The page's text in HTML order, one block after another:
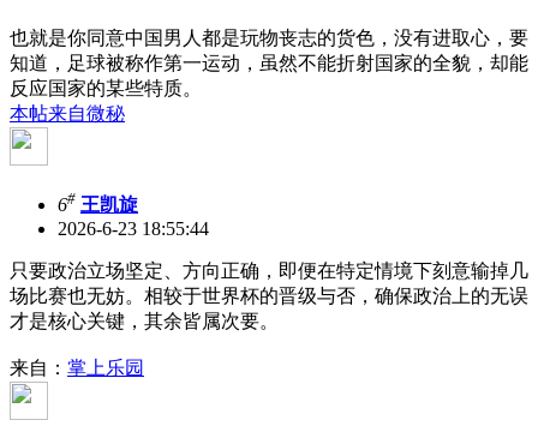
也就是你同意中国男人都是玩物丧志的货色，没有进取心，要
知道，足球被称作第一运动，虽然不能折射国家的全貌，却能
反应国家的某些特质。
本帖来自微秘
6# 王凯旋
2026-6-23 18:55:44
只要政治立场坚定、方向正确，即便在特定情境下刻意输掉几
场比赛也无妨。相较于世界杯的晋级与否，确保政治上的无误
才是核心关键，其余皆属次要。
来自： 掌上乐园